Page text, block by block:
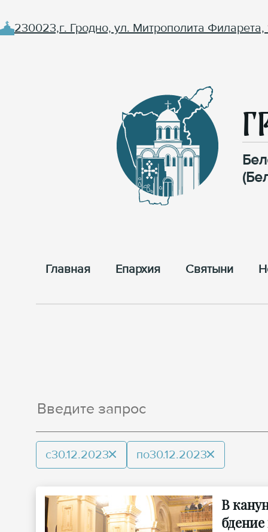
230023,г. Гродно, ул. Митрополита Филарета,
Главная Епархия Cвятыни
с30.12.2023 по30.12.2023
В